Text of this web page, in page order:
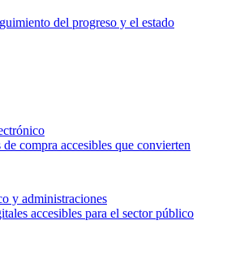
del progreso y el estado
compra accesibles que convierten
y administraciones
accesibles para el sector público